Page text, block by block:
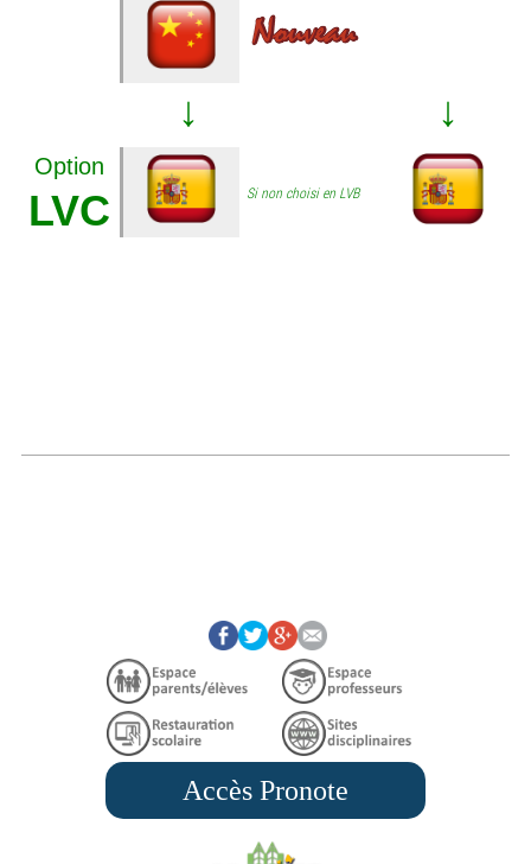
↓ ↓
Option
LVC Si non choisi en LVB
Accès Pronote